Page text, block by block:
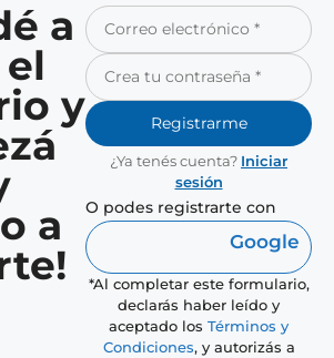
a
y
a
Registrarme
¿Ya tenés cuenta? Iniciar
sesión
O podes registrarte con
Google
*Al completar este formulario,
declarás haber leído y
aceptado los Términos y
Condiciones, y autorizás a